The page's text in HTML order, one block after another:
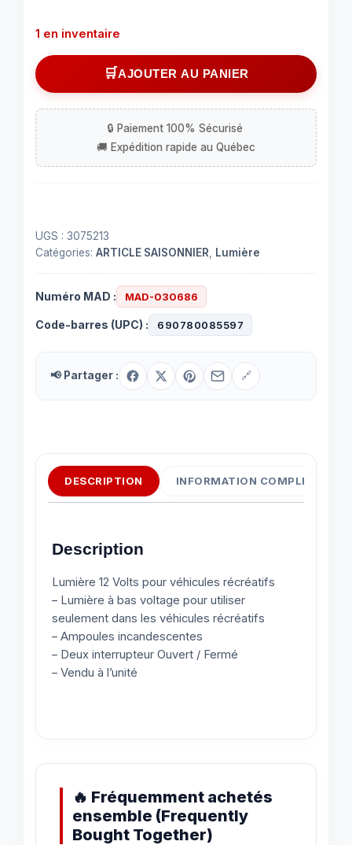
1 en inventaire
quantité
de
en
dôme
double
pour
roulotte
vr
AJOUTER AU PANIER
UGS : 3075213
Catégories: ARTICLE SAISONNIER Lumière
Numéro MAD : MAD-030686
Code-barres (UPC) : 690780085597
📢 Partager : 🔗
DESCRIPTION INFORMATION
Description
Lumière 12 Volts pour véhicules récréatifs
– Lumière à bas voltage pour utiliser
seulement dans les véhicules récréatifs
– Ampoules incandescentes
– Deux interrupteur Ouvert / Fermé
– Vendu à l’unité
🔥 Fréquemment achetés
ensemble (Frequently
Bought Together)